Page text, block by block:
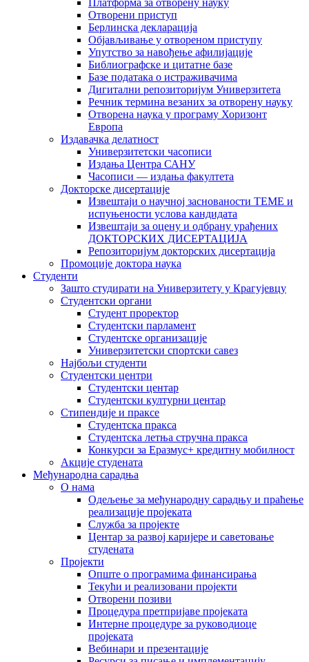
Платформа за отворену науку
Отворени приступ
Берлинска декларација
Објављивање у отвореном приступу
Упутство за навођење афилијације
Библиографске и цитатне базе
Базе података о истраживачима
Дигитални репозиторијум Универзитета
Рeчник термина везаних за отворену науку
Отворена наука у програму Хоризонт
Европа
Издавачка делатност
Универзитетски часописи
Издања Центра САНУ
Часописи — издања факултета
Докторске дисертације
Извештаји о научној заснованости ТЕМЕ и
испуњености услова кандидата
Извештаји за оцену и одбрану урађених
ДОКТОРСКИХ ДИСЕРТАЦИЈА
Репозиторијум докторских дисертација
Промоције доктора наука
Студенти
Зашто студирати на Универзитету у Крагујевцу
Студентски органи
Студент проректор
Студентски парламент
Студентске организације
Универзитетски спортски савез
Најбољи студенти
Студентски центри
Студентски центар
Студентски културни центар
Стипендије и праксе
Студентска пракса
Студентска летња стручна пракса
Конкурси за Еразмус+ кредитну мобилност
Акције студената
Међународна сарадња
О нама
Одељење за међународну сарадњу и праћење
реализације пројеката
Служба за пројекте
Центар за развој каријере и саветовање
студената
Пројекти
Опште о програмима финансирања
Текући и реализовани пројекти
Отворени позиви
Процедура претпријаве пројеката
Интерне процедуре за руководиоце
пројеката
Вебинари и презентације